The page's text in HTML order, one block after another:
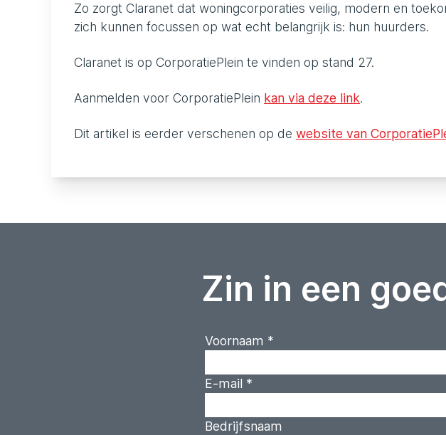
Zo zorgt Claranet dat woningcorporaties veilig, modern en
zich kunnen focussen op wat echt belangrijk is: hun huurders.
Claranet is op CorporatiePlein te vinden op stand 27.
Aanmelden voor CorporatiePlein kan via deze link.
Dit artikel is eerder verschenen op de website van
Zin in een
Voornaam *
E-mail *
Bedrijfsnaam